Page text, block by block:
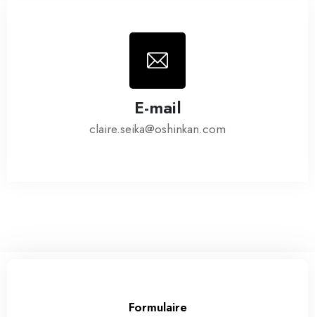
E-mail
claire.seika@oshinkan.com
Formulaire